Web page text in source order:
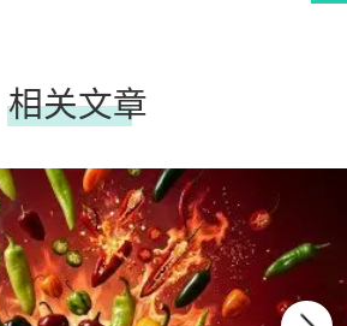
相关文章